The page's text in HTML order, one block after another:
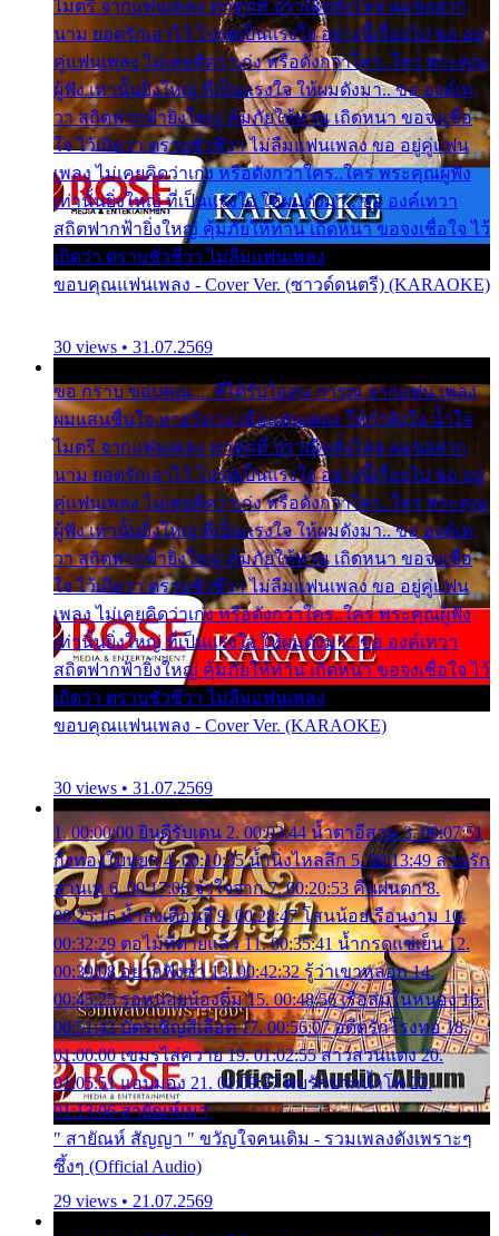
ไมตรี จากแฟนเพลง ทุกทุกที่ ปราณีหลั่งไหล ผมขอฝาก
นาม ยอดรักเอาไว้ โปรดเป็นแรงใจ อย่างนี้เรื่อยไป ขอ อยู่
คู่แฟนเพลง ไม่เคยคิดว่าเก่ง หรือดังกว่าใคร..ใคร พระคุณ
ผู้ฟัง เท่านั้นยิ่งใหญ่ ที่เป็นแรงใจ ให้ผมดังมา.. ขอ องค์เท
วา สถิตฟากฟ้ายิ่งใหญ่ คุ้มภัยให้ท่าน เถิดหนา ขอจงเชื่อ
ใจ ไว้เถิดว่า ตราบชั่วชีวา ไม่ลืมแฟนเพลง ขอ อยู่คู่แฟน
เพลง ไม่เคยคิดว่าเก่ง หรือดังกว่าใคร..ใคร พระคุณผู้ฟัง
เท่านั้นยิ่งใหญ่ ที่เป็นแรงใจ ให้ผมดังมา.. ขอ องค์เทวา
สถิตฟากฟ้ายิ่งใหญ่ คุ้มภัยให้ท่าน เถิดหนา ขอจงเชื่อใจ ไว้
เถิดว่า ตราบชั่วชีวา ไม่ลืมแฟนเพลง
ขอบคุณแฟนเพลง - Cover Ver. (ซาวด์ดนตรี) (KARAOKE)
30 views • 31.07.2569
ขอ กราบ ขอบคุณ.... ที่ได้รับไออุ่น การุณ จากแฟน เพลง
ผมแสนชื่นใจ หายวังเวง เมื่อแฟนเพลง ให้กำลังใจ น้ำใจ
ไมตรี จากแฟนเพลง ทุกทุกที่ ปราณีหลั่งไหล ผมขอฝาก
นาม ยอดรักเอาไว้ โปรดเป็นแรงใจ อย่างนี้เรื่อยไป ขอ อยู่
คู่แฟนเพลง ไม่เคยคิดว่าเก่ง หรือดังกว่าใคร..ใคร พระคุณ
ผู้ฟัง เท่านั้นยิ่งใหญ่ ที่เป็นแรงใจ ให้ผมดังมา.. ขอ องค์เท
วา สถิตฟากฟ้ายิ่งใหญ่ คุ้มภัยให้ท่าน เถิดหนา ขอจงเชื่อ
ใจ ไว้เถิดว่า ตราบชั่วชีวา ไม่ลืมแฟนเพลง ขอ อยู่คู่แฟน
เพลง ไม่เคยคิดว่าเก่ง หรือดังกว่าใคร..ใคร พระคุณผู้ฟัง
เท่านั้นยิ่งใหญ่ ที่เป็นแรงใจ ให้ผมดังมา.. ขอ องค์เทวา
สถิตฟากฟ้ายิ่งใหญ่ คุ้มภัยให้ท่าน เถิดหนา ขอจงเชื่อใจ ไว้
เถิดว่า ตราบชั่วชีวา ไม่ลืมแฟนเพลง
ขอบคุณแฟนเพลง - Cover Ver. (KARAOKE)
30 views • 31.07.2569
1. 00:00:00 ยินดีรับเดน 2. 00:03:44 น้ำตาอีสาน 3. 00:07:51
กิ่งทองใบหยก 4. 00:10:35 น้ำนิ่งไหลลึก 5. 00:13:49 ลานรัก
ลานเท 6. 00:17:06 จำใจจาก 7. 00:20:53 คืนฝนตก 8.
00:25:16 น้ำลงเดือนยี่ 9. 00:28:47 โสนน้อยเรือนงาม 10.
00:32:29 ตอไม้ที่ตายแล้ว 11. 00:35:41 น้ำกรดแช่เย็น 12.
00:39:08 อยากฟังซ้ำ 13. 00:42:32 รู้ว่าเขาหลอก 14.
00:45:25 รอหน่อยน้องติ๋ม 15. 00:48:56 เรือล่มในหนอง 16.
00:51:43 บัตรเชิญสีเลือด 17. 00:56:07 อดีตรักโรงทอ 18.
01:00:00 เขมรไล่ควาย 19. 01:02:55 สาวสวนแตง 20.
01:05:51 แอบมอง 21. 01:09:27 พบรักปากน้ำโพ 22.
01:13:06 สายัณห์เมา
" สายัณห์ สัญญา " ขวัญใจคนเดิม - รวมเพลงดังเพราะๆ
ซึ้งๆ (Official Audio)
29 views • 21.07.2569